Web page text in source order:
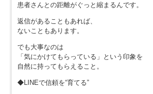
患者さんとの距離がぐっと縮まるんです。
返信があることもあれば、
ないこともあります。
でも大事なのは
「気にかけてもらっている」という印象を
自然に持ってもらえること。
◆LINEで信頼を“育てる”